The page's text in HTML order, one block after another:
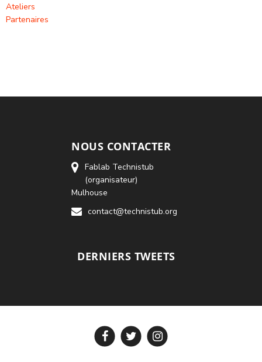
Ateliers
Partenaires
NOUS CONTACTER
Fablab Technistub
(organisateur)
Mulhouse
contact@technistub.org
DERNIERS TWEETS